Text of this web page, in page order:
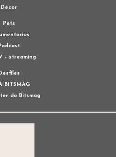
Decor
Pets
– streaming
BITSMAG
do Bitsmag